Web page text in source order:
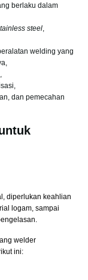
berlaku dalam
steel,
welding yang
dan pemecahan
diperlukan keahlian
logam, sampai
welder
ini: